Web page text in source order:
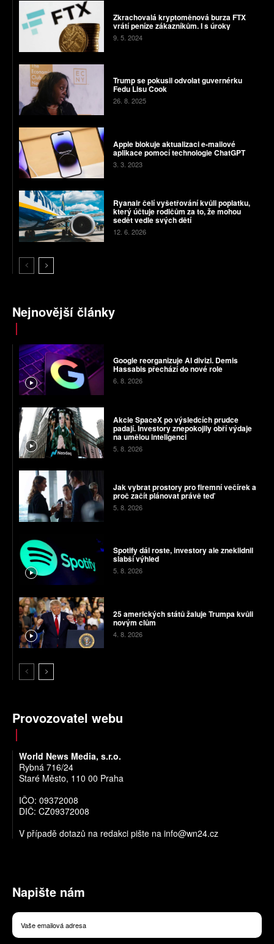
Zkrachovalá kryptoměnová burza FTX
vrátí peníze zákazníkům. I s úroky
9. 5. 2024
Trump se pokusil odvolat guvernérku
Fedu Lisu Cook
26. 8. 2025
Apple blokuje aktualizaci e-mailové
aplikace pomocí technologie ChatGPT
3. 3. 2023
Ryanair čelí vyšetřování kvůli poplatku,
který účtuje rodičům za to, že mohou
sedět vedle svých dětí
12. 6. 2026
Nejnovější články
Google reorganizuje AI divizi. Demis
Hassabis přechází do nové role
6. 8. 2026
Akcie SpaceX po výsledcích prudce
padají. Investory znepokojily obří výdaje
na umělou inteligenci
5. 8. 2026
Jak vybrat prostory pro firemní večírek a
proč začít plánovat právě teď
5. 8. 2026
Spotify dál roste, investory ale zneklidnil
slabší výhled
5. 8. 2026
25 amerických států žaluje Trumpa kvůli
novým clům
4. 8. 2026
Provozovatel webu
World News Media, s.r.o.
Rybná 716/24
Staré Město, 110 00 Praha
IČO: 09372008
DIČ: CZ09372008
V případě dotazů na redakci pište na info@wn24.cz
Napište nám